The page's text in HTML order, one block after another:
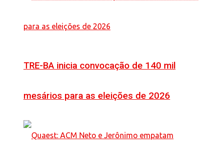
TRE-BA inicia convocação de 140 mil
mesários para as eleições de 2026